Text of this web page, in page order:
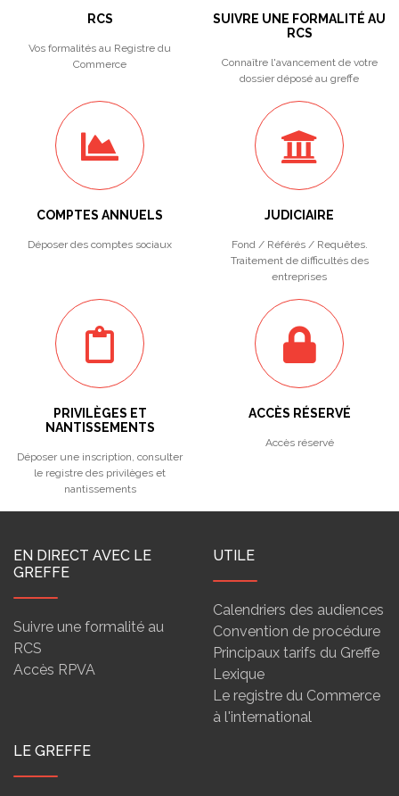
RCS
Vos formalités au Registre du
Commerce
SUIVRE UNE FORMALITÉ AU
RCS
Connaître l'avancement de votre
dossier déposé au greffe
COMPTES ANNUELS
Déposer des comptes sociaux
JUDICIAIRE
Fond / Référés / Requêtes.
Traitement de difficultés des
entreprises
PRIVILÈGES ET
NANTISSEMENTS
Déposer une inscription, consulter
le registre des privilèges et
nantissements
ACCÈS RÉSERVÉ
Accès réservé
EN DIRECT AVEC LE
GREFFE
Suivre une formalité au
RCS
Accès RPVA
UTILE
Calendriers des audiences
Convention de procédure
Principaux tarifs du Greffe
Lexique
Le registre du Commerce
à l'international
LE GREFFE